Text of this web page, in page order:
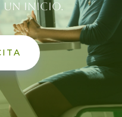
un inicio.